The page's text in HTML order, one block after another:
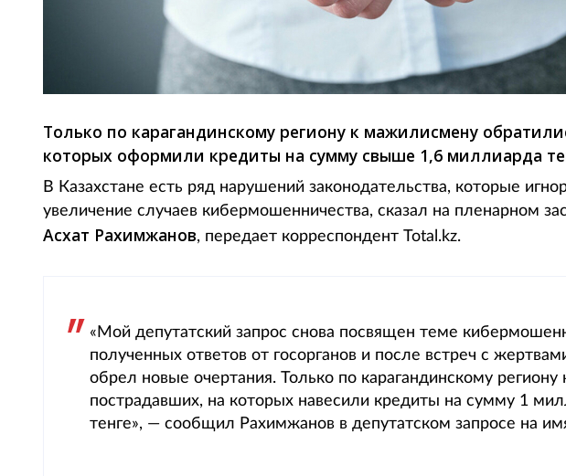
Только по карагандинскому региону к мажилисмену
которых оформили кредиты на сумму свыше 1,6 миллиарда
В Казахстане есть ряд нарушений законодательства, которые
увеличение случаев кибермошенничества, сказал на пленарном
Асхат Рахимжанов, передает корреспондент Total.kz.
«Мой депутатский запрос снова посвящен теме
полученных ответов от госорганов и после встреч с
обрел новые очертания. Только по карагандинскому
пострадавших, на которых навесили кредиты на сумму 1
тенге», — сообщил Рахимжанов в депутатском запросе на